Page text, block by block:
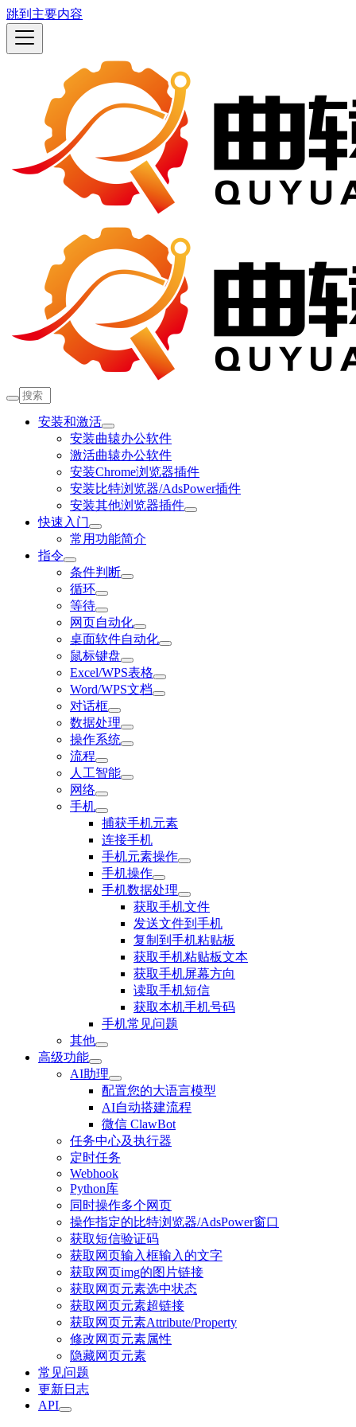
跳到主要内容
安装和激活
安装曲辕办公软件
激活曲辕办公软件
安装Chrome浏览器插件
安装比特浏览器/AdsPower插件
安装其他浏览器插件
快速入门
常用功能简介
指令
条件判断
循环
等待
网页自动化
桌面软件自动化
鼠标键盘
Excel/WPS表格
Word/WPS文档
对话框
数据处理
操作系统
流程
人工智能
网络
手机
捕获手机元素
连接手机
手机元素操作
手机操作
手机数据处理
获取手机文件
发送文件到手机
复制到手机粘贴板
获取手机粘贴板文本
获取手机屏幕方向
读取手机短信
获取本机手机号码
手机常见问题
其他
高级功能
AI助理
配置您的大语言模型
AI自动搭建流程
微信 ClawBot
任务中心及执行器
定时任务
Webhook
Python库
同时操作多个网页
操作指定的比特浏览器/AdsPower窗口
获取短信验证码
获取网页输入框输入的文字
获取网页img的图片链接
获取网页元素选中状态
获取网页元素超链接
获取网页元素Attribute/Property
修改网页元素属性
隐藏网页元素
常见问题
更新日志
API